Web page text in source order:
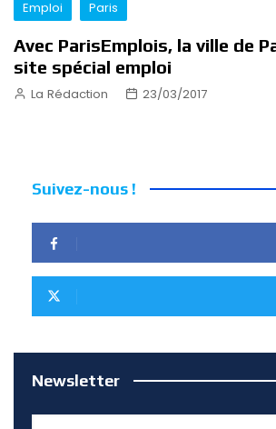
Emploi Paris
Avec ParisEmplois, la ville de
site spécial emploi
La Rédaction 23/03/2017
Suivez-nous !
Newsletter